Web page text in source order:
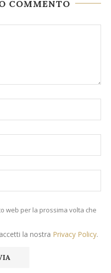
COMMENTO
web per la prossima volta che
la nostra Privacy Policy.